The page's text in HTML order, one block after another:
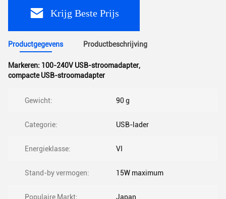
Krijg Beste Prijs
Productgegevens Productbeschrijving
Markeren: 100-240V USB-stroomadapter,
compacte USB-stroomadapter
Gewicht: 90 g
Categorie: USB-lader
Energieklasse: VI
Stand-by vermogen: 15W maximum
Populaire Markt: Japan